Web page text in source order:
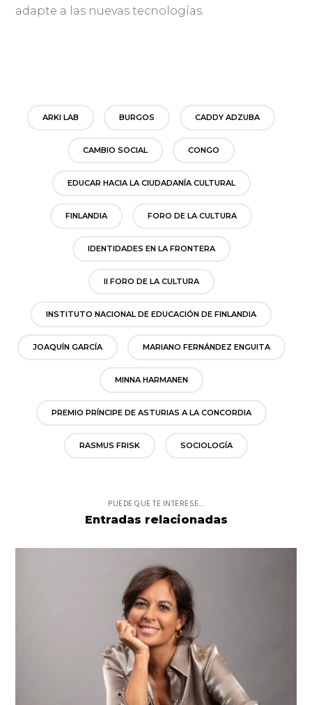
adapte a las nuevas tecnologías.
ARKI LAB BURGOS CADDY ADZUBA
CAMBIO SOCIAL CONGO
EDUCAR HACIA LA CIUDADANÍA CULTURAL
FINLANDIA FORO DE LA CULTURA
IDENTIDADES EN LA FRONTERA
II FORO DE LA CULTURA
INSTITUTO NACIONAL DE EDUCACIÓN DE FINLANDIA
JOAQUÍN GARCÍA MARIANO FERNÁNDEZ ENGUITA
MINNA HARMANEN
PREMIO PRÍNCIPE DE ASTURIAS A LA CONCORDIA
RASMUS FRISK SOCIOLOGÍA
PUEDE QUE TE INTERESE...
Entradas relacionadas